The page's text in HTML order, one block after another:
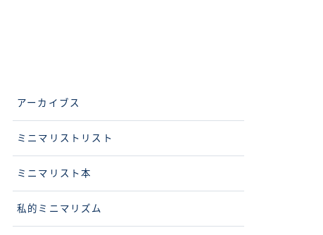
アーカイブス
ミニマリストリスト
ミニマリスト本
私的ミニマリズム